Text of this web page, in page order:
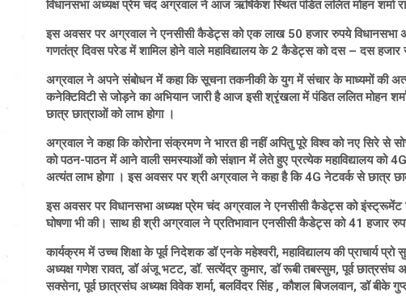
विधानसभा अध्यक्ष प्रेम चंद अग्रवाल ने आज ऋषिकेश स्थित पंडित ललित मोहन शर्मा
इस अवसर पर अग्रवाल ने एनसीसी कैडेट्स को एक लाख 50 हजार रुपये विधानसभा
गणतंत्र दिवस परेड में शामिल होने वाले महाविद्यालय के 2 कैडेट्स को दस – दस हजार
अग्रवाल ने अपने संबोधन में कहा कि सूचना तकनीकी के युग में संचार के माध्यमों की
कनेक्टिविटी से जोड़ने का अभियान जारी है आज इसी श्रृंखला में पंडित ललित मोहन
छात्र छात्राओं को लाभ होगा ।
अग्रवाल ने कहा कि कोरोना संक्रमण ने भारत ही नहीं अपितु पूरे विश्व को नए सिरे से
को पठन-पाठन में आने वाली समस्याओं को संज्ञान में लेते हुए प्रत्येक महाविद्यालय को
अत्यंत लाभ होगा । इस अवसर पर श्री अग्रवाल ने कहा है कि 4G नेटवर्क से छात्र
इस अवसर पर विधानसभा अध्यक्ष प्रेम चंद अग्रवाल ने एनसीसी कैडेट्स को इंस्ट्रूमेंट
घोषणा भी की। साथ ही श्री अग्रवाल ने प्रतिभावान एनसीसी कैडेट्स को 41 हजार
कार्यक्रम में उच्च शिक्षा के पूर्व निदेशक डॉ एनके महेश्वरी, महाविद्यालय की प्राचार्य
अध्यक्ष गणेश रावत, डॉ अंजू भटट, डॉ. सत्येंद्र कुमार, डॉ रूबी तबस्सुम, पूर्व छात्रसंघ
सक्सेना, पूर्व छात्रसंघ अध्यक्ष विवेक शर्मा, बलविंदर सिंह , कौशल बिजलवान, डॉ